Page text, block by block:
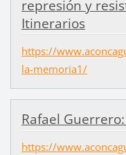
represión y
Itinerarios
https://
la-memoria1/
Rafael
https://